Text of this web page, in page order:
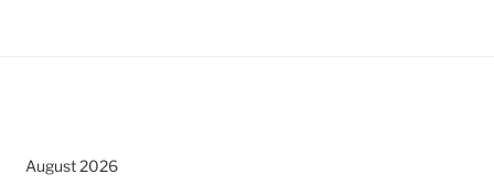
August 2026